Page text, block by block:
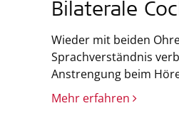
Bilaterale
Wieder mit beiden
Sprachverständnis
Anstrengung beim
Mehr erfahren